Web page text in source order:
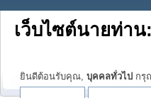
เว็บไซต์นายท่า
ยินดีต้อนรับคุณ, บุคคลทั่วไป กรุ